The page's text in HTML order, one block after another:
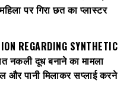
पर गिरा छत का प्लास्टर
REGARDING SYNTHETIC
नकली दूध बनाने का मामला
और पानी मिलाकर सप्लाई करने